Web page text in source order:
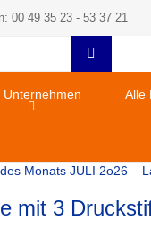
00 49 35 23 - 53 37 21
Unternehmen Alle
Monats JULI 2o26 –
mit 3